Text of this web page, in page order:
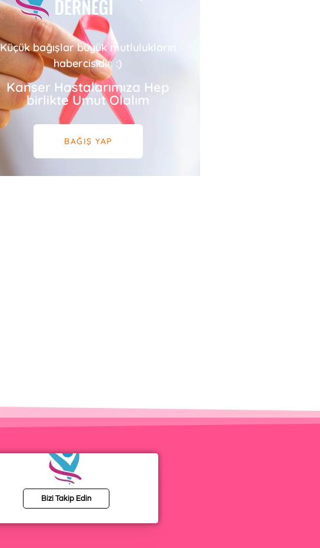
Küçük bağışlar büyük mutlulukların
habercisidir. :)
Kanser Hastalarımıza Hep
birlikte Umut Olalım
BAĞIŞ YAP
Bizi Takip Edin